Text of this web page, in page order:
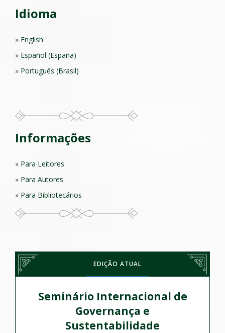
EDIÇÃO ATUAL
Seminário Internacional de
Governança e
Sustentabilidade
Idioma
English
Español (España)
Português (Brasil)
Informações
Para Leitores
Para Autores
Para Bibliotecários